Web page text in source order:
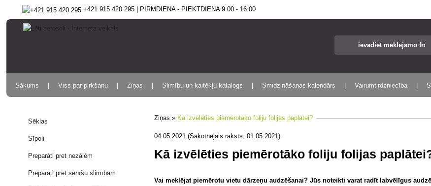
+421 915 420 295 | PIRMDIENA - PIEKTDIENA 9:00 - 16:00
Sākums Viss par pirkšanu Ziņas Slimību un kaitēkļu katalogs Smidzināšanas kalendārs Vairumtirdzniecība
Sēklas
Sīpoli
Preparāti pret nezālēm
Preparāti pret sēnīšu slimībām
Ziņas » Kā izvēlēties piemērotāko foliju folijas paplātei?
04.05.2021 (Sākotnējais raksts: 01.05.2021)
Kā izvēlēties piemērotāko foliju folijas
Vai meklējat piemērotu vietu dārzeņu audzēšanai? Jūs noteikti varat radīt labvēlīgus